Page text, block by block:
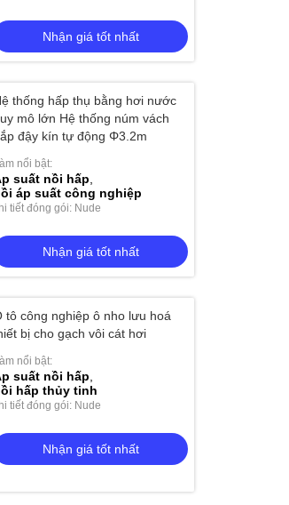
đun nóng
Bản
Nhận giá tốt nhất
thống hấp thụ bằng hơi nước
mô lớn Hệ thống núm vách
đậy kín tự động Φ3.2m
nổi bật:
suất nồi hấp
áp suất công nghiệp
tiết đóng gói: Nude
Nhận giá tốt nhất
tô công nghiệp ô nho lưu hoá
bị cho gạch vôi cát hơi
nổi bật:
suất nồi hấp
hấp thủy tinh
tiết đóng gói: Nude
Nhận giá tốt nhất